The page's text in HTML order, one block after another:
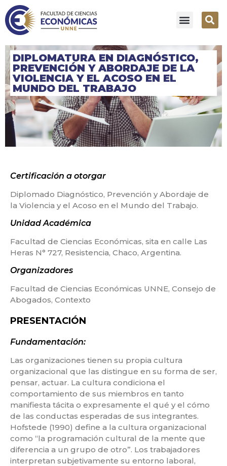
DIPLOMATURA EN DIAGNÓSTICO,
PREVENCIÓN Y ABORDAJE DE LA
VIOLENCIA Y EL ACOSO EN EL
MUNDO DEL TRABAJO
Certificación a otorgar
Diplomado Diagnóstico, Prevención y Abordaje de
la Violencia y el Acoso en el Mundo del Trabajo.
Unidad Académica
Facultad de Ciencias Económicas, sita en calle Las
Heras N° 727, Resistencia, Chaco, Argentina.
Organizadores
Facultad de Ciencias Económicas UNNE, Consejo de
Abogados, Contexto
PRESENTACIÓN
Fundamentación:
Las organizaciones tienen su propia cultura
organizacional que las distingue en su forma de ser,
pensar, actuar. La cultura condiciona el
comportamiento de sus miembros en tanto
manifiesta tácita o expresamente el qué y el cómo
de las conductas esperadas de sus integrantes.
Hofstede (1990) define a la cultura organizacional
como “la programación cultural de la mente que
diferencia a un grupo de otro”. Los trabajadores
interpretan subjetivamente su entorno laboral,